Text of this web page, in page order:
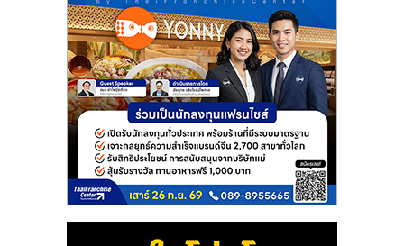
แฟ
ไชส์
ขาย
หน้า